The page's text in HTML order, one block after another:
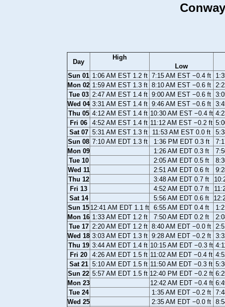
Day
High
Low
Sun 01 1:06 AM EST 1.2 ft 7:15 AM EST −0.4 ft
Mon 02 1:59 AM EST 1.3 ft 8:10 AM EST −0.6 ft
Tue 03 2:47 AM EST 1.4 ft 9:00 AM EST −0.6 ft
Wed 04 3:31 AM EST 1.4 ft 9:46 AM EST −0.6 ft
Thu 05 4:12 AM EST 1.4 ft 10:30 AM EST −0.4 ft
Fri 06
4:52 AM EST 1.4 ft 11:12 AM EST −0.2 ft
Sat 07 5:31 AM EST 1.3 ft 11:53 AM EST 0.0 ft
Sun 08 7:10 AM EDT 1.3 ft 1:36 PM EDT 0.3 ft
Mon 09
1:26 AM EDT 0.3 ft
Tue 10
2:05 AM EDT 0.5 ft
Wed 11
2:51 AM EDT 0.6 ft
Thu 12
3:48 AM EDT 0.7 ft
Fri 13
4:52 AM EDT 0.7 ft
Sat 14
5:56 AM EDT 0.6 ft
Sun 15 12:41 AM EDT 1.1 ft 6:55 AM EDT 0.4 ft
Mon 16 1:33 AM EDT 1.2 ft 7:50 AM EDT 0.2 ft
Tue 17 2:20 AM EDT 1.2 ft 8:40 AM EDT −0.0 ft
Wed 18 3:03 AM EDT 1.3 ft 9:28 AM EDT −0.2 ft
Thu 19 3:44 AM EDT 1.4 ft 10:15 AM EDT −0.3 ft
Fri 20
4:26 AM EDT 1.5 ft 11:02 AM EDT −0.4 ft
Sat 21 5:10 AM EDT 1.5 ft 11:50 AM EDT −0.3 ft
Sun 22 5:57 AM EDT 1.5 ft 12:40 PM EDT −0.2 ft
Mon 23
12:42 AM EDT −0.4 ft
Tue 24
1:35 AM EDT −0.2 ft
Wed 25
2:35 AM EDT −0.0 ft